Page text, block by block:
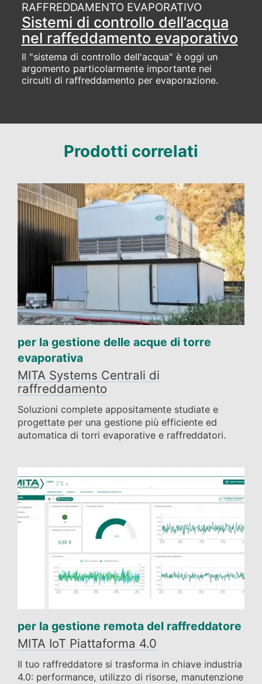
RAFFREDDAMENTO EVAPORATIVO
Sistemi di controllo dell’acqua
nel raffeddamento evaporativo
Il "sistema di controllo dell'acqua" è oggi un
argomento particolarmente importante nei
circuiti di raffreddamento per evaporazione.
Prodotti correlati
per la gestione delle acque di torre
evaporativa
MITA Systems Centrali di
raffreddamento
Soluzioni complete appositamente studiate e
progettate per una gestione più efficiente ed
automatica di torri evaporative e raffreddatori.
per la gestione remota del raffreddatore
MITA IoT Piattaforma 4.0
Il tuo raffreddatore si trasforma in chiave industria
4.0: performance, utilizzo di risorse, manutenzione